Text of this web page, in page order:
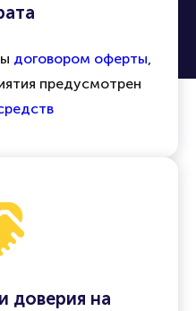
договором оферты,
предусмотрен
доверия на